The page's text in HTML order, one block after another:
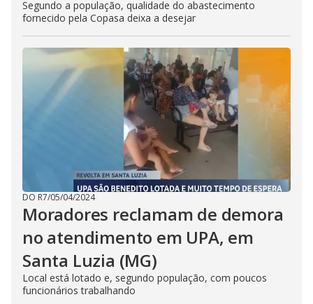
Segundo a população, qualidade do abastecimento
fornecido pela Copasa deixa a desejar
DO R7/05/04/2024
Moradores reclamam de demora
no atendimento em UPA, em
Santa Luzia (MG)
Local está lotado e, segundo população, com poucos
funcionários trabalhando